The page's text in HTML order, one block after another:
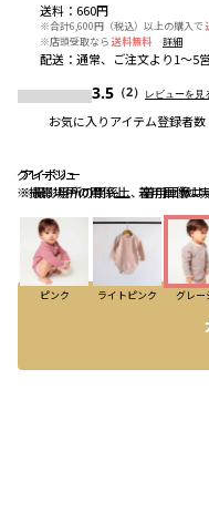
グレージュ
※撮影場所の関係上、着用画像は
アイボリー
※撮影場所の関係上、着用画像は
アイボリー
ピンク ライトピンク グレー
送料 ： 660円
※合計6,600円（税込）以上の購入で
※店頭受取なら 送料無料 詳細
配送 ： 通常、ご注文より1～5
3.5 （2） レビューを見
お気に入りアイテム登録者数